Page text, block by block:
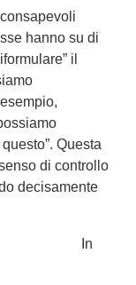
hanno su di
il
Questa
di controllo
decisamente
In